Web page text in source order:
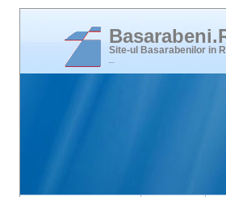
Site-ul Basarabenilor in